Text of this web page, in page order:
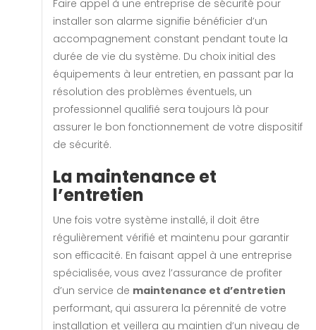
Faire appel à une entreprise de sécurité pour
installer son alarme signifie bénéficier d’un
accompagnement constant pendant toute la
durée de vie du système. Du choix initial des
équipements à leur entretien, en passant par la
résolution des problèmes éventuels, un
professionnel qualifié sera toujours là pour
assurer le bon fonctionnement de votre dispositif
de sécurité.
La maintenance et
l’entretien
Une fois votre système installé, il doit être
régulièrement vérifié et maintenu pour garantir
son efficacité. En faisant appel à une entreprise
spécialisée, vous avez l’assurance de profiter
d’un service de maintenance et d’entretien
performant, qui assurera la pérennité de votre
installation et veillera au maintien d’un niveau de